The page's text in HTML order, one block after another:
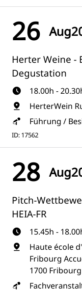
26 Aug
Herter Weine -
Degustation
18.00h -
HerterWein
Führung /
ID: 17562
28 Aug
Pitch-
HEIA-FR
15.45h -
Haute école
Fribourg
1700 Fribourg